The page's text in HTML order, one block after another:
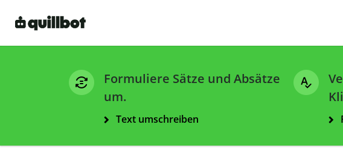
Formuliere Sätze und Absätze
um.
Text umschreiben